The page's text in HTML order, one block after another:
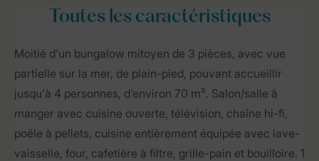
Toutesles caractéristiques
Moitié d'un bungalow mitoyen de 3 pièces, avec vue
partielle sur la mer, de plain-pied, pouvant accueillir
jusqu'à 4 personnes, d'environ 70 m². Salon/salle à
manger avec cuisine ouverte, télévision, chaîne hi-fi,
poêle à pellets, cuisine entièrement équipée avec lave-
vaisselle, four, cafetière à filtre, grille-pain et bouilloire. 1